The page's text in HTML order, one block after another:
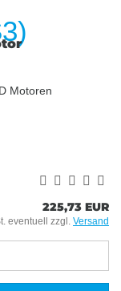
Motoren
225,73 EUR
eventuell zzgl. Versand